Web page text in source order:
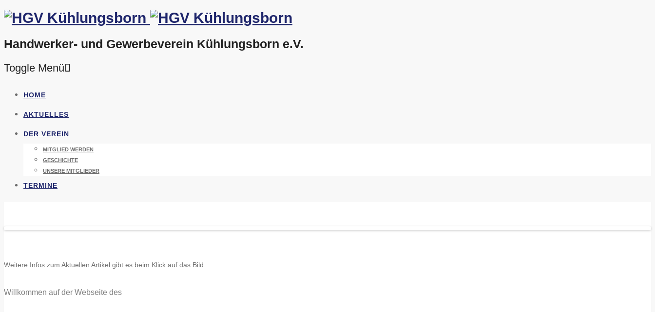
Handwerker- und Gewerbeverein Kühlungsborn e.V.
Toggle Menü
Inhalt
HOME
AKTUELLES
DER VEREIN
MITGLIED WERDEN
GESCHICHTE
UNSERE MITGLIEDER
TERMINE
Weitere Infos zum Aktuellen Artikel gibt es beim Klick auf das Bild.
Willkommen auf der Webseite des